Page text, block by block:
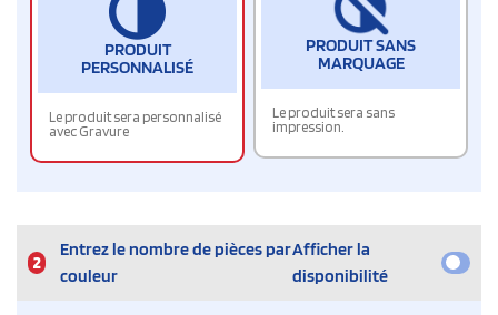
PRODUIT
PERSONNALISÉ
Le produit sera personnalisé
avec Gravure
PRODUIT SANS
MARQUAGE
Le produit sera sans
impression.
2
Entrez le nombre de pièces par
couleur
Afficher la
disponibilité